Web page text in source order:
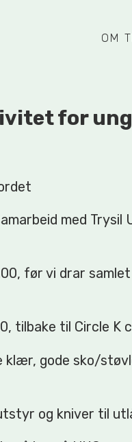
OM
for
med Trysil
før vi drar
tilbake til Circle K
klær, gode sko/
og kniver til